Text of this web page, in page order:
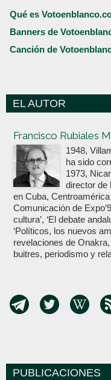
Qué es
Banners de
Canción de
EL AUTOR
Francisco Rubiales
1948,
ha sido
1973,
director de
en Cuba,
Comunicación de
cultura’, ‘El debate
‘Políticos, los nuevos
revelaciones de
buitres, periodismo y
PUBLICACIONES